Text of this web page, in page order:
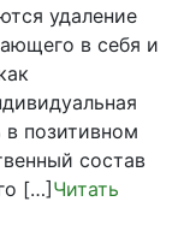
удаление
в себя и
в позитивном
состав
[…] Читать